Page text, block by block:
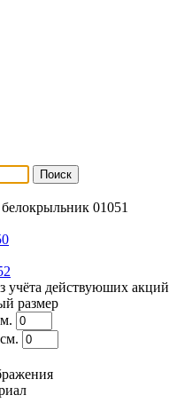
Поиск
белокрыльник 01051
учёта действуюших акций
размер